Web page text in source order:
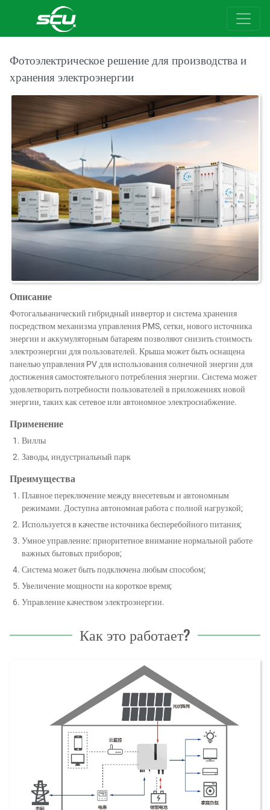
Фотоэлектрическое решение для производства и
хранения электроэнергии
Описание
Фотогальванический гибридный инвертор и система хранения
посредством механизма управления PMS, сетки, нового источника
энергии и аккумуляторным батареям позволяют снизить стоимость
электроэнергии для пользователей. Крыша может быть оснащена
панелью управления PV для использования солнечной энергии для
достижения самостоятельного потребления энергии. Система может
удовлетворить потребности пользователей в приложениях новой
энергии, таких как сетевое или автономное электроснабжение.
Применение
Виллы
Заводы, индустриальный парк
Преимущества
Плавное переключение между внесетевым и автономным
режимами. Доступна автономная работа с полной нагрузкой;
Используется в качестве источника бесперебойного питания;
Умное управление: приоритетное внимание нормальной работе
важных бытовых приборов;
Система может быть подключена любым способом;
Увеличение мощности на короткое время;
Управление качеством электроэнергии.
Как это работает?